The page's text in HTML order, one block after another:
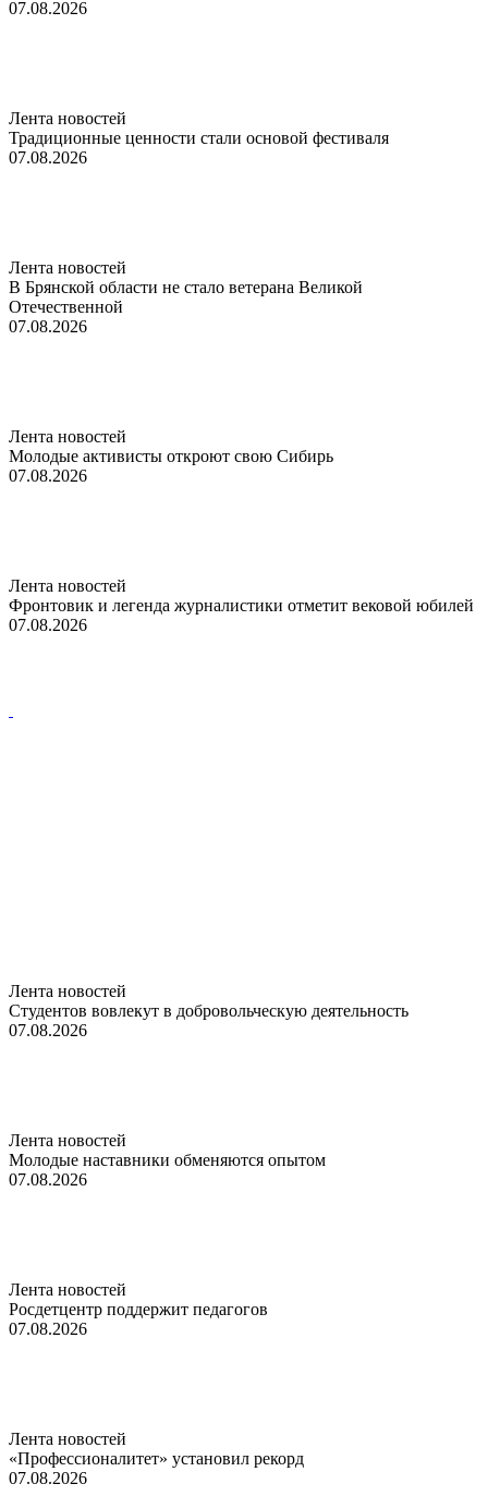
07.08.2026
Лента новостей
Традиционные ценности стали основой фестиваля
07.08.2026
Лента новостей
В Брянской области не стало ветерана Великой
Отечественной
07.08.2026
Лента новостей
Молодые активисты откроют свою Сибирь
07.08.2026
Лента новостей
Фронтовик и легенда журналистики отметит вековой юбилей
07.08.2026
Лента новостей
Студентов вовлекут в добровольческую деятельность
07.08.2026
Лента новостей
Молодые наставники обменяются опытом
07.08.2026
Лента новостей
Росдетцентр поддержит педагогов
07.08.2026
Лента новостей
«Профессионалитет» установил рекорд
07.08.2026